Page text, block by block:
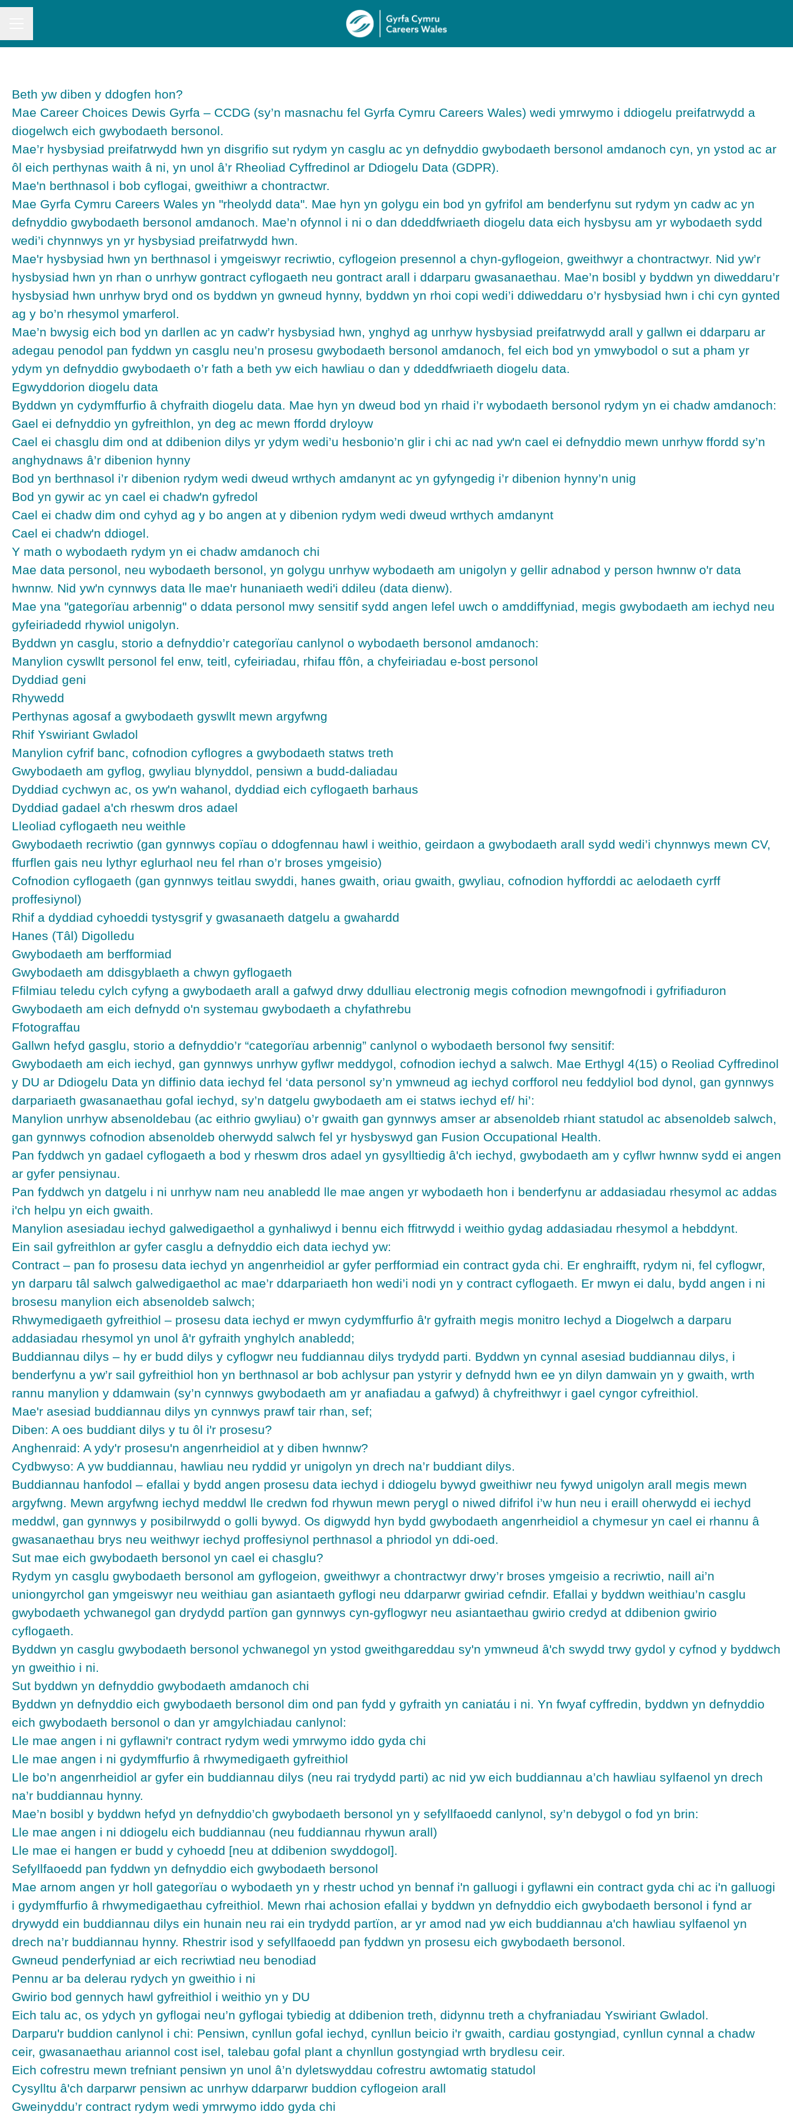
Beth yw diben y ddogfen hon?
Mae Career Choices Dewis Gyrfa – CCDG (sy’n masnachu fel Gyrfa Cymru Careers Wales) wedi ymrwymo i ddiogelu preifatrwydd a
diogelwch eich gwybodaeth bersonol.
Mae’r hysbysiad preifatrwydd hwn yn disgrifio sut rydym yn casglu ac yn defnyddio gwybodaeth bersonol amdanoch cyn, yn ystod ac ar
ôl eich perthynas waith â ni, yn unol â’r Rheoliad Cyffredinol ar Ddiogelu Data (GDPR).
Mae'n berthnasol i bob cyflogai, gweithiwr a chontractwr.
Mae Gyrfa Cymru Careers Wales yn "rheolydd data". Mae hyn yn golygu ein bod yn gyfrifol am benderfynu sut rydym yn cadw ac yn
defnyddio gwybodaeth bersonol amdanoch. Mae’n ofynnol i ni o dan ddeddfwriaeth diogelu data eich hysbysu am yr wybodaeth sydd
wedi’i chynnwys yn yr hysbysiad preifatrwydd hwn.
Mae'r hysbysiad hwn yn berthnasol i ymgeiswyr recriwtio, cyflogeion presennol a chyn-gyflogeion, gweithwyr a chontractwyr. Nid yw’r
hysbysiad hwn yn rhan o unrhyw gontract cyflogaeth neu gontract arall i ddarparu gwasanaethau. Mae’n bosibl y byddwn yn diweddaru’r
hysbysiad hwn unrhyw bryd ond os byddwn yn gwneud hynny, byddwn yn rhoi copi wedi’i ddiweddaru o’r hysbysiad hwn i chi cyn gynted
ag y bo’n rhesymol ymarferol.
Mae’n bwysig eich bod yn darllen ac yn cadw’r hysbysiad hwn, ynghyd ag unrhyw hysbysiad preifatrwydd arall y gallwn ei ddarparu ar
adegau penodol pan fyddwn yn casglu neu’n prosesu gwybodaeth bersonol amdanoch, fel eich bod yn ymwybodol o sut a pham yr
ydym yn defnyddio gwybodaeth o’r fath a beth yw eich hawliau o dan y ddeddfwriaeth diogelu data.
Egwyddorion diogelu data
Byddwn yn cydymffurfio â chyfraith diogelu data. Mae hyn yn dweud bod yn rhaid i’r wybodaeth bersonol rydym yn ei chadw amdanoch:
Gael ei defnyddio yn gyfreithlon, yn deg ac mewn ffordd dryloyw
Cael ei chasglu dim ond at ddibenion dilys yr ydym wedi’u hesbonio’n glir i chi ac nad yw'n cael ei defnyddio mewn unrhyw ffordd sy’n
anghydnaws â’r dibenion hynny
Bod yn berthnasol i’r dibenion rydym wedi dweud wrthych amdanynt ac yn gyfyngedig i’r dibenion hynny’n unig
Bod yn gywir ac yn cael ei chadw'n gyfredol
Cael ei chadw dim ond cyhyd ag y bo angen at y dibenion rydym wedi dweud wrthych amdanynt
Cael ei chadw'n ddiogel.
Y math o wybodaeth rydym yn ei chadw amdanoch chi
Mae data personol, neu wybodaeth bersonol, yn golygu unrhyw wybodaeth am unigolyn y gellir adnabod y person hwnnw o'r data
hwnnw. Nid yw'n cynnwys data lle mae'r hunaniaeth wedi'i ddileu (data dienw).
Mae yna "gategorïau arbennig" o ddata personol mwy sensitif sydd angen lefel uwch o amddiffyniad, megis gwybodaeth am iechyd neu
gyfeiriadedd rhywiol unigolyn.
Byddwn yn casglu, storio a defnyddio’r categorïau canlynol o wybodaeth bersonol amdanoch:
Manylion cyswllt personol fel enw, teitl, cyfeiriadau, rhifau ffôn, a chyfeiriadau e-bost personol
Dyddiad geni
Rhywedd
Perthynas agosaf a gwybodaeth gyswllt mewn argyfwng
Rhif Yswiriant Gwladol
Manylion cyfrif banc, cofnodion cyflogres a gwybodaeth statws treth
Gwybodaeth am gyflog, gwyliau blynyddol, pensiwn a budd-daliadau
Dyddiad cychwyn ac, os yw'n wahanol, dyddiad eich cyflogaeth barhaus
Dyddiad gadael a'ch rheswm dros adael
Lleoliad cyflogaeth neu weithle
Gwybodaeth recriwtio (gan gynnwys copïau o ddogfennau hawl i weithio, geirdaon a gwybodaeth arall sydd wedi’i chynnwys mewn CV,
ffurflen gais neu lythyr eglurhaol neu fel rhan o’r broses ymgeisio)
Cofnodion cyflogaeth (gan gynnwys teitlau swyddi, hanes gwaith, oriau gwaith, gwyliau, cofnodion hyfforddi ac aelodaeth cyrff
proffesiynol)
Rhif a dyddiad cyhoeddi tystysgrif y gwasanaeth datgelu a gwahardd
Hanes (Tâl) Digolledu
Gwybodaeth am berfformiad
Gwybodaeth am ddisgyblaeth a chwyn gyflogaeth
Ffilmiau teledu cylch cyfyng a gwybodaeth arall a gafwyd drwy ddulliau electronig megis cofnodion mewngofnodi i gyfrifiaduron
Gwybodaeth am eich defnydd o'n systemau gwybodaeth a chyfathrebu
Ffotograffau
Gallwn hefyd gasglu, storio a defnyddio’r “categorïau arbennig” canlynol o wybodaeth bersonol fwy sensitif:
Gwybodaeth am eich iechyd, gan gynnwys unrhyw gyflwr meddygol, cofnodion iechyd a salwch. Mae Erthygl 4(15) o Reoliad Cyffredinol
y DU ar Ddiogelu Data yn diffinio data iechyd fel ‘data personol sy’n ymwneud ag iechyd corfforol neu feddyliol bod dynol, gan gynnwys
darpariaeth gwasanaethau gofal iechyd, sy’n datgelu gwybodaeth am ei statws iechyd ef/ hi’:
Manylion unrhyw absenoldebau (ac eithrio gwyliau) o’r gwaith gan gynnwys amser ar absenoldeb rhiant statudol ac absenoldeb salwch,
gan gynnwys cofnodion absenoldeb oherwydd salwch fel yr hysbyswyd gan Fusion Occupational Health.
Pan fyddwch yn gadael cyflogaeth a bod y rheswm dros adael yn gysylltiedig â'ch iechyd, gwybodaeth am y cyflwr hwnnw sydd ei angen
ar gyfer pensiynau.
Pan fyddwch yn datgelu i ni unrhyw nam neu anabledd lle mae angen yr wybodaeth hon i benderfynu ar addasiadau rhesymol ac addas
i'ch helpu yn eich gwaith.
Manylion asesiadau iechyd galwedigaethol a gynhaliwyd i bennu eich ffitrwydd i weithio gydag addasiadau rhesymol a hebddynt.
Ein sail gyfreithlon ar gyfer casglu a defnyddio eich data iechyd yw:
Contract – pan fo prosesu data iechyd yn angenrheidiol ar gyfer perfformiad ein contract gyda chi. Er enghraifft, rydym ni, fel cyflogwr,
yn darparu tâl salwch galwedigaethol ac mae’r ddarpariaeth hon wedi’i nodi yn y contract cyflogaeth. Er mwyn ei dalu, bydd angen i ni
brosesu manylion eich absenoldeb salwch;
Rhwymedigaeth gyfreithiol – prosesu data iechyd er mwyn cydymffurfio â'r gyfraith megis monitro Iechyd a Diogelwch a darparu
addasiadau rhesymol yn unol â'r gyfraith ynghylch anabledd;
Buddiannau dilys – hy er budd dilys y cyflogwr neu fuddiannau dilys trydydd parti. Byddwn yn cynnal asesiad buddiannau dilys, i
benderfynu a yw’r sail gyfreithiol hon yn berthnasol ar bob achlysur pan ystyrir y defnydd hwn ee yn dilyn damwain yn y gwaith, wrth
rannu manylion y ddamwain (sy’n cynnwys gwybodaeth am yr anafiadau a gafwyd) â chyfreithwyr i gael cyngor cyfreithiol.
Mae'r asesiad buddiannau dilys yn cynnwys prawf tair rhan, sef;
Diben: A oes buddiant dilys y tu ôl i'r prosesu?
Anghenraid: A ydy'r prosesu'n angenrheidiol at y diben hwnnw?
Cydbwyso: A yw buddiannau, hawliau neu ryddid yr unigolyn yn drech na’r buddiant dilys.
Buddiannau hanfodol – efallai y bydd angen prosesu data iechyd i ddiogelu bywyd gweithiwr neu fywyd unigolyn arall megis mewn
argyfwng. Mewn argyfwng iechyd meddwl lle credwn fod rhywun mewn perygl o niwed difrifol i’w hun neu i eraill oherwydd ei iechyd
meddwl, gan gynnwys y posibilrwydd o golli bywyd. Os digwydd hyn bydd gwybodaeth angenrheidiol a chymesur yn cael ei rhannu â
gwasanaethau brys neu weithwyr iechyd proffesiynol perthnasol a phriodol yn ddi-oed.
Sut mae eich gwybodaeth bersonol yn cael ei chasglu?
Rydym yn casglu gwybodaeth bersonol am gyflogeion, gweithwyr a chontractwyr drwy’r broses ymgeisio a recriwtio, naill ai’n
uniongyrchol gan ymgeiswyr neu weithiau gan asiantaeth gyflogi neu ddarparwr gwiriad cefndir. Efallai y byddwn weithiau’n casglu
gwybodaeth ychwanegol gan drydydd partïon gan gynnwys cyn-gyflogwyr neu asiantaethau gwirio credyd at ddibenion gwirio
cyflogaeth.
Byddwn yn casglu gwybodaeth bersonol ychwanegol yn ystod gweithgareddau sy'n ymwneud â'ch swydd trwy gydol y cyfnod y byddwch
yn gweithio i ni.
Sut byddwn yn defnyddio gwybodaeth amdanoch chi
Byddwn yn defnyddio eich gwybodaeth bersonol dim ond pan fydd y gyfraith yn caniatáu i ni. Yn fwyaf cyffredin, byddwn yn defnyddio
eich gwybodaeth bersonol o dan yr amgylchiadau canlynol:
Lle mae angen i ni gyflawni'r contract rydym wedi ymrwymo iddo gyda chi
Lle mae angen i ni gydymffurfio â rhwymedigaeth gyfreithiol
Lle bo’n angenrheidiol ar gyfer ein buddiannau dilys (neu rai trydydd parti) ac nid yw eich buddiannau a’ch hawliau sylfaenol yn drech
na’r buddiannau hynny.
Mae’n bosibl y byddwn hefyd yn defnyddio’ch gwybodaeth bersonol yn y sefyllfaoedd canlynol, sy’n debygol o fod yn brin:
Lle mae angen i ni ddiogelu eich buddiannau (neu fuddiannau rhywun arall)
Lle mae ei hangen er budd y cyhoedd [neu at ddibenion swyddogol].
Sefyllfaoedd pan fyddwn yn defnyddio eich gwybodaeth bersonol
Mae arnom angen yr holl gategorïau o wybodaeth yn y rhestr uchod yn bennaf i'n galluogi i gyflawni ein contract gyda chi ac i'n galluogi
i gydymffurfio â rhwymedigaethau cyfreithiol. Mewn rhai achosion efallai y byddwn yn defnyddio eich gwybodaeth bersonol i fynd ar
drywydd ein buddiannau dilys ein hunain neu rai ein trydydd partïon, ar yr amod nad yw eich buddiannau a'ch hawliau sylfaenol yn
drech na’r buddiannau hynny. Rhestrir isod y sefyllfaoedd pan fyddwn yn prosesu eich gwybodaeth bersonol.
Gwneud penderfyniad ar eich recriwtiad neu benodiad
Pennu ar ba delerau rydych yn gweithio i ni
Gwirio bod gennych hawl gyfreithiol i weithio yn y DU
Eich talu ac, os ydych yn gyflogai neu’n gyflogai tybiedig at ddibenion treth, didynnu treth a chyfraniadau Yswiriant Gwladol.
Darparu'r buddion canlynol i chi: Pensiwn, cynllun gofal iechyd, cynllun beicio i'r gwaith, cardiau gostyngiad, cynllun cynnal a chadw
ceir, gwasanaethau ariannol cost isel, talebau gofal plant a chynllun gostyngiad wrth brydlesu ceir.
Eich cofrestru mewn trefniant pensiwn yn unol â’n dyletswyddau cofrestru awtomatig statudol
Cysylltu â'ch darparwr pensiwn ac unrhyw ddarparwr buddion cyflogeion arall
Gweinyddu’r contract rydym wedi ymrwymo iddo gyda chi